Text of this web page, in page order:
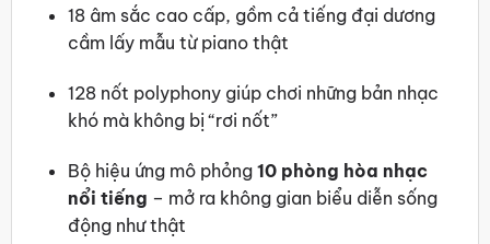
18 âm sắc cao cấp, gồm cả tiếng đại dương
cầm lấy mẫu từ piano thật
128 nốt polyphony giúp chơi những bản nhạc
khó mà không bị “rơi nốt”
Bộ hiệu ứng mô phỏng 10 phòng hòa nhạc
nổi tiếng – mở ra không gian biểu diễn sống
động như thật